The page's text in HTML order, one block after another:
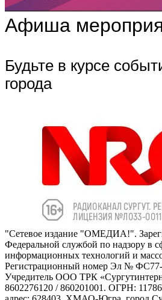
Афиша
Будьте в курсе
города
"Сетевое издание "ОМЕДИА!".
Федеральной службой по надзору в
информационных технологий и
Регистрационный номер Эл № ФС77-
Учредитель ООО ТРК
8602276120 / 860201001. ОГРН: